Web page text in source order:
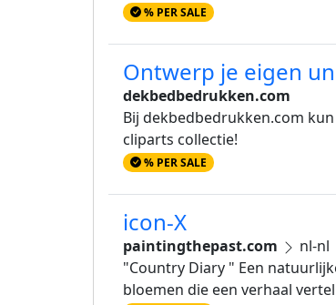
% PER SALE
Ontwerp je eigen
dekbedbedrukken.com
Bij dekbedbedrukken.com
cliparts collectie!
% PER SALE
icon-X
paintingthepast.com nl-nl
"Country Diary " Een
bloemen die een verhaal